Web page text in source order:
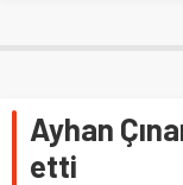
Ayhan
etti